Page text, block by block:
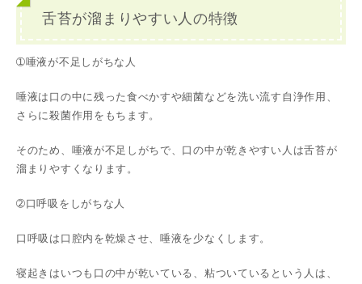
舌苔が溜まりやすい人の特徴
➀唾液が不足しがちな人
唾液は口の中に残った食べかすや細菌などを洗い流す自浄作用、
さらに殺菌作用をもちます。
そのため、唾液が不足しがちで、口の中が乾きやすい人は舌苔が
溜まりやすくなります。
➁口呼吸をしがちな人
口呼吸は口腔内を乾燥させ、唾液を少なくします。
寝起きはいつも口の中が乾いている、粘ついているという人は、